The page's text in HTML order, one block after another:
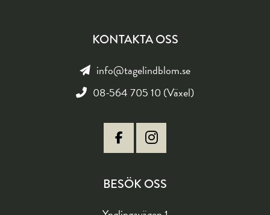
KONTAKTA OSS
info@tagelindblom.se
08-564 705 10 (Växel)
BESÖK OSS